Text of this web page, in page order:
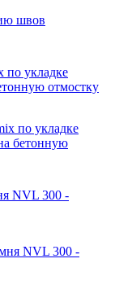
швов
по укладке
бетонную
NVL 300 -